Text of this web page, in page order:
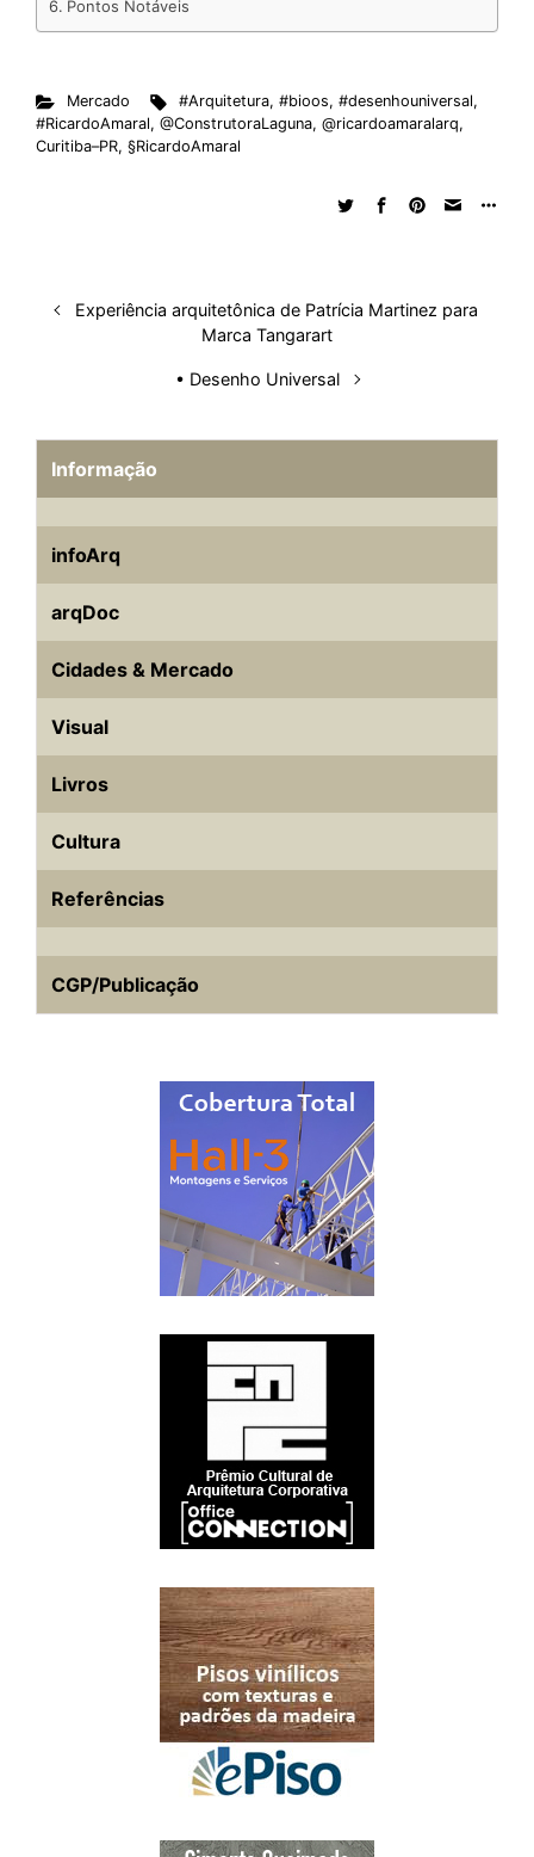
Pontos Notáveis
Mercado #Arquitetura,#bioos,#desenhouniversal,
#RicardoAmaral, @ConstrutoraLaguna, @ricardoamaralarq,
Curitiba–PR, §RicardoAmaral
Experiência arquitetônica de Patrícia Martinez para
Marca Tangarart
• Desenho Universal
Informação
infoArq
arqDoc
Cidades & Mercado
Visual
Livros
Cultura
Referências
CGP/Publicação